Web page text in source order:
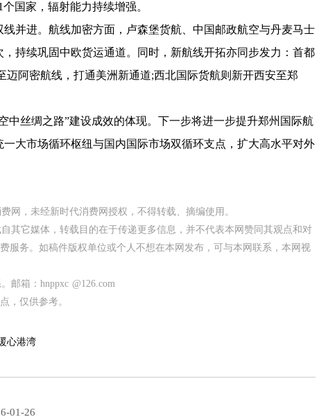
国家，辐射能力持续增强。
进。航线加密方面，卢森堡货航、中国邮政航空与丹麦马士
持续巩固中欧货运通道。同时，新航线开拓亦同步发力：首都
阿密航线，打通美洲新通道;西北国际货航则新开西安至郑
丝绸之路”建设成效的体现。下一步将进一步提升郑州国际航
大市场循环枢纽与国内国际市场双循环支点，扩大高水平对外
网，未经新时代消费网授权，不得转载、摘编使用。
其它媒体，转载目的在于传递更多信息，并不代表本网赞同其观点和对
服务。如稿件版权单位或个人不想在本网发布，可与本网联系，本网视
邮箱：hnppxc @126.com
，仅供参考。
心港湾
01-26